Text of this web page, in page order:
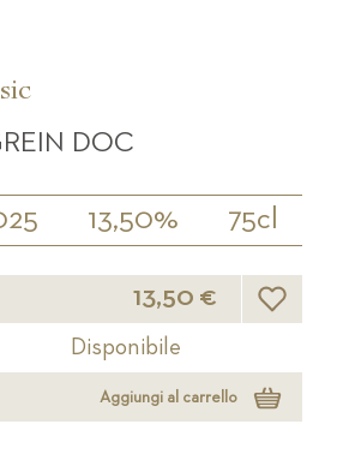
DOC
13,50% 75cl
13,50 € Lista
Disponibile
Aggiungi al carrello